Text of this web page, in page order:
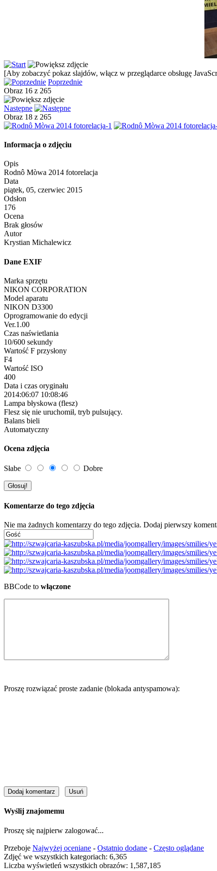
[Aby zobaczyć pokaz slajdów, włącz w przeglądarce obsługę
Poprzednie
Obraz 16 z 265
Następne
Obraz 18 z 265
Informacja o zdjęciu
Opis
Rodnô Mòwa 2014 fotorelacja
Data
piątek, 05, czerwiec 2015
Odsłon
176
Ocena
Brak głosów
Autor
Krystian Michalewicz
Dane EXIF
Marka sprzętu
NIKON CORPORATION
Model aparatu
NIKON D3300
Oprogramowanie do edycji
Ver.1.00
Czas naświetlania
10/600 sekundy
Wartość F przysłony
F4
Wartość ISO
400
Data i czas oryginału
2014:06:07 10:08:46
Lampa błyskowa (flesz)
Flesz się nie uruchomił, tryb pulsujący.
Balans bieli
Automatyczny
Ocena zdjęcia
Słabe Dobre
Komentarze do tego zdjęcia
Nie ma żadnych komentarzy do tego zdjęcia. Dodaj pierwszy
BBCode to włączone
Proszę rozwiązać proste zadanie (blokada antyspamowa):
Wyślij znajomemu
Proszę się najpierw zalogować...
Przeboje Najwyżej oceniane - Ostatnio dodane - Często oglądane
Zdjęć we wszystkich kategoriach: 6,365
Liczba wyświetleń wszystkich obrazów: 1,587,185